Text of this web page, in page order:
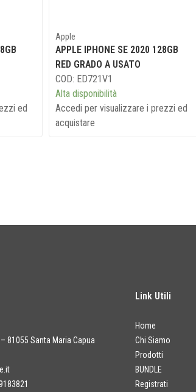
ed
Apple
APPLE IPHONE SE 2020 128GB
RED GRADO A USATO
COD: ED721V1
Alta disponibilità
Accedi per visualizzare i prezzi ed
acquistare
81055 Santa Maria Capua
Link Utili
Home
Chi Siamo
Prodotti
BUNDLE
Registrati